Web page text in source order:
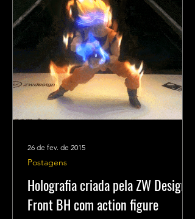
Holografia criada pela ZW Design e
Front BH com action figure
Postagens
26 de fev. de 2015